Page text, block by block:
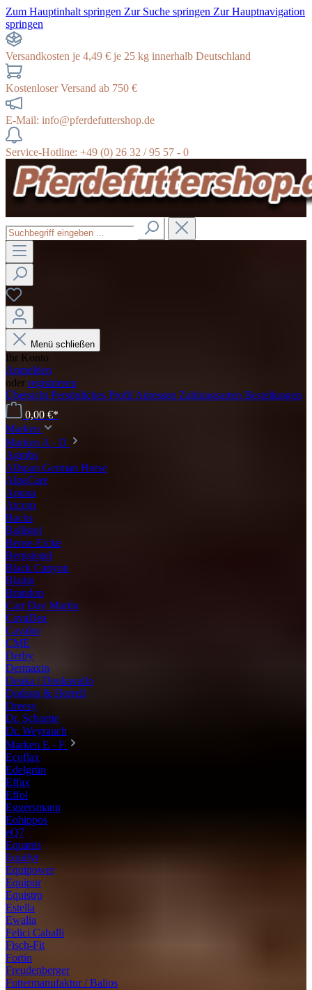
Zum Hauptinhalt springen Zur Suche springen Zur Hauptnavigation
springen
Versandkosten je 4,49 € je 25 kg innerhalb Deutschland
Kostenloser Versand ab 750 €
E-Mail: info@pferdefuttershop.de
Service-Hotline: +49 (0) 26 32 / 95 57 - 0
Menü schließen
Ihr Konto
Anmelden
oder registrieren
Übersicht Persönliches Profil Adressen Zahlungsarten Bestellungen
0,00 €*
Marken
Marken A - D
Agrobs
Allspan German Horse
AlpaCare
Apuna
Atcom
Backs
Ballistol
Bense-Eicke
Bergsiegel
Black Canyon
Blattin
Brandon
Carr Day Martin
CavaDea
Cavalor
CME
Derby
Dermaxin
Deuka | Deukavallo
Dodson & Horrell
Dreesy
Dr. Schaette
Dr. Weyrauch
Marken E - F
Ecoflax
Edelgrün
Effax
Effol
Eggersmann
Eohippos
eQ7
Equanis
Equifyt
Equipower
Equipur
Equistro
Estella
Ewalia
Felici Caballi
Fisch-Fit
Fortin
Freudenberger
Futtermanufaktur / Balios